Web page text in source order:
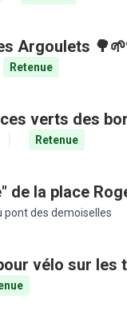
Argoulets
Retenue
verts des
Retenue
de la place
pont des demoiselles
vélo sur les